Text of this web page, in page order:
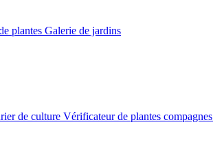
plantes Galerie de jardins
de culture Vérificateur de plantes compagnes